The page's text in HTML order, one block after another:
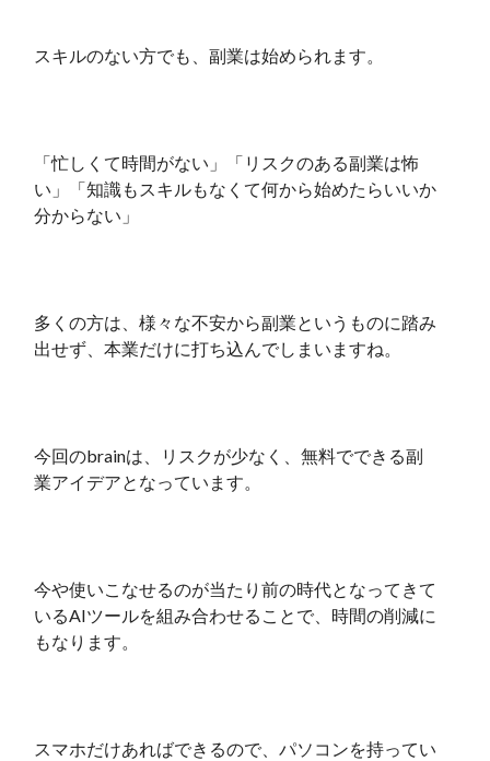
スキルのない方でも、副業は始められます。
「忙しくて時間がない」「リスクのある副業は怖
い」「知識もスキルもなくて何から始めたらいいか
分からない」
多くの方は、様々な不安から副業というものに踏み
出せず、本業だけに打ち込んでしまいますね。
今回のbrainは、リスクが少なく、無料でできる副
業アイデアとなっています。
今や使いこなせるのが当たり前の時代となってきて
いるAIツールを組み合わせることで、時間の削減に
もなります。
スマホだけあればできるので、パソコンを持ってい